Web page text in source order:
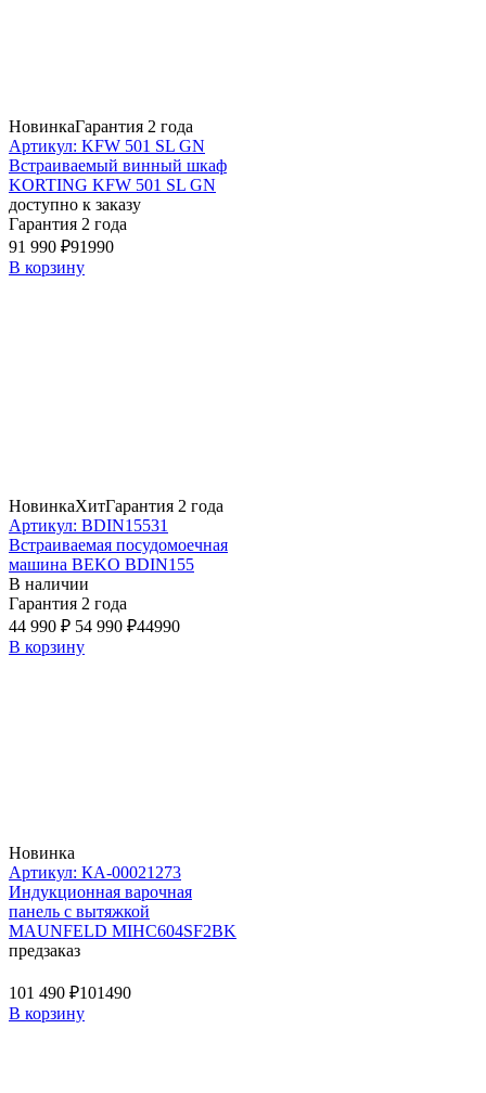
НовинкаГарантия 2 года
Артикул: KFW 501 SL GN
Встраиваемый винный шкаф
KORTING KFW 501 SL GN
доступно к заказу
Гарантия 2 года
91 990 ₽91990
В корзину
НовинкаХитГарантия 2 года
Артикул: BDIN15531
Встраиваемая посудомоечная
машина BEKO BDIN155
В наличии
Гарантия 2 года
44 990 ₽ 54 990 ₽44990
В корзину
Новинка
Артикул: КА-00021273
Индукционная варочная
панель с вытяжкой
MAUNFELD MIHC604SF2BK
предзаказ
101 490 ₽101490
В корзину